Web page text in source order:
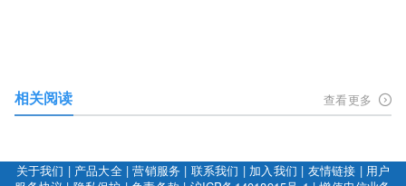
相关阅读 查看更多
关于我们 | 产品大全|营销服务 | 联系我们 | 加入我们 | 友情链接 | 用户